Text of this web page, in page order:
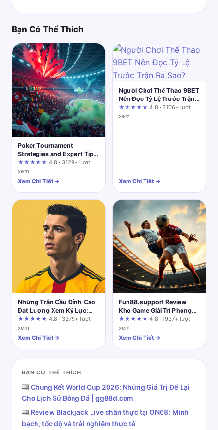
Bạn Có Thể Thích
Poker Tournament
Strategies and Expert Tips
from uu88.cheap
★★★★★4.8 · 3129+ lượt
xem
Xem Chi Tiết →
Người Chơi Thể Thao 9BET
Nên Đọc Tỷ Lệ Trước Trận
Ra Sao?
★★★★★4.8 · 3106+ lượt
xem
Xem Chi Tiết →
Những Trận Cầu Đỉnh Cao
Đạt Lượng Xem Kỷ Lục:
Đâu Là "Cơn Sốt" Thực Sự?
★★★★★4.8 · 3379+ lượt
xem
Xem Chi Tiết →
Fun88.support Review
Kho Game Giải Trí Phong
Phú Theo Từng Sảnh
★★★★★4.8 · 1937+ lượt
xem
Xem Chi Tiết →
BẠN CÓ THỂ THÍCH
🎰Chung Kết World Cup 2026: Những Giá Trị Để Lại
Cho Lịch Sử Bóng Đá | gg88d.com
🎰 Review Blackjack Live chân thực tại ON68: Minh
bạch, tốc độ và trải nghiệm thực tế